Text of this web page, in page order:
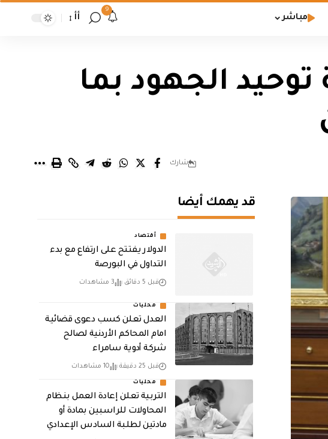
مباشر
9
أأ
الجهود بما
شارك
قد يهمك أيضا
أقتصاد
الدولار يفتتح على ارتفاع مع بدء
التداول في البورصة
قبل 5 دقائق 3 مشاهدات
محليات
العدل تعلن كسب دعوى قضائية
امام المحاكم الأردنية لصالح
شركة أدوية سامراء
قبل 25 دقيقة 10 مشاهدات
محليات
التربية تعلن إعادة العمل بنظام
المحاولات للراسبين بمادة أو
مادتين لطلبة السادس الإعدادي